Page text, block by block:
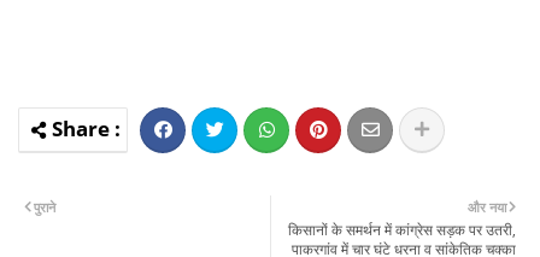
और नया
किसानों के समर्थन में कांग्रेस सड़क पर उतरी,
पाकरगांव में चार घंटे धरना व सांकेतिक चक्का
पुराने